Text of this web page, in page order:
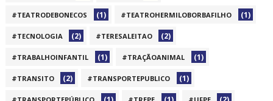
#TEATRODEBONECOS (1) #TEATROHERMILOBORBAFILHO (1)
#TECNOLOGIA (2) #TERESALEITAO (2)
#TRABALHOINFANTIL (1) #TRAÇÃOANIMAL (1)
#TRANSITO (2) #TRANSPORTEPUBLICO (1)